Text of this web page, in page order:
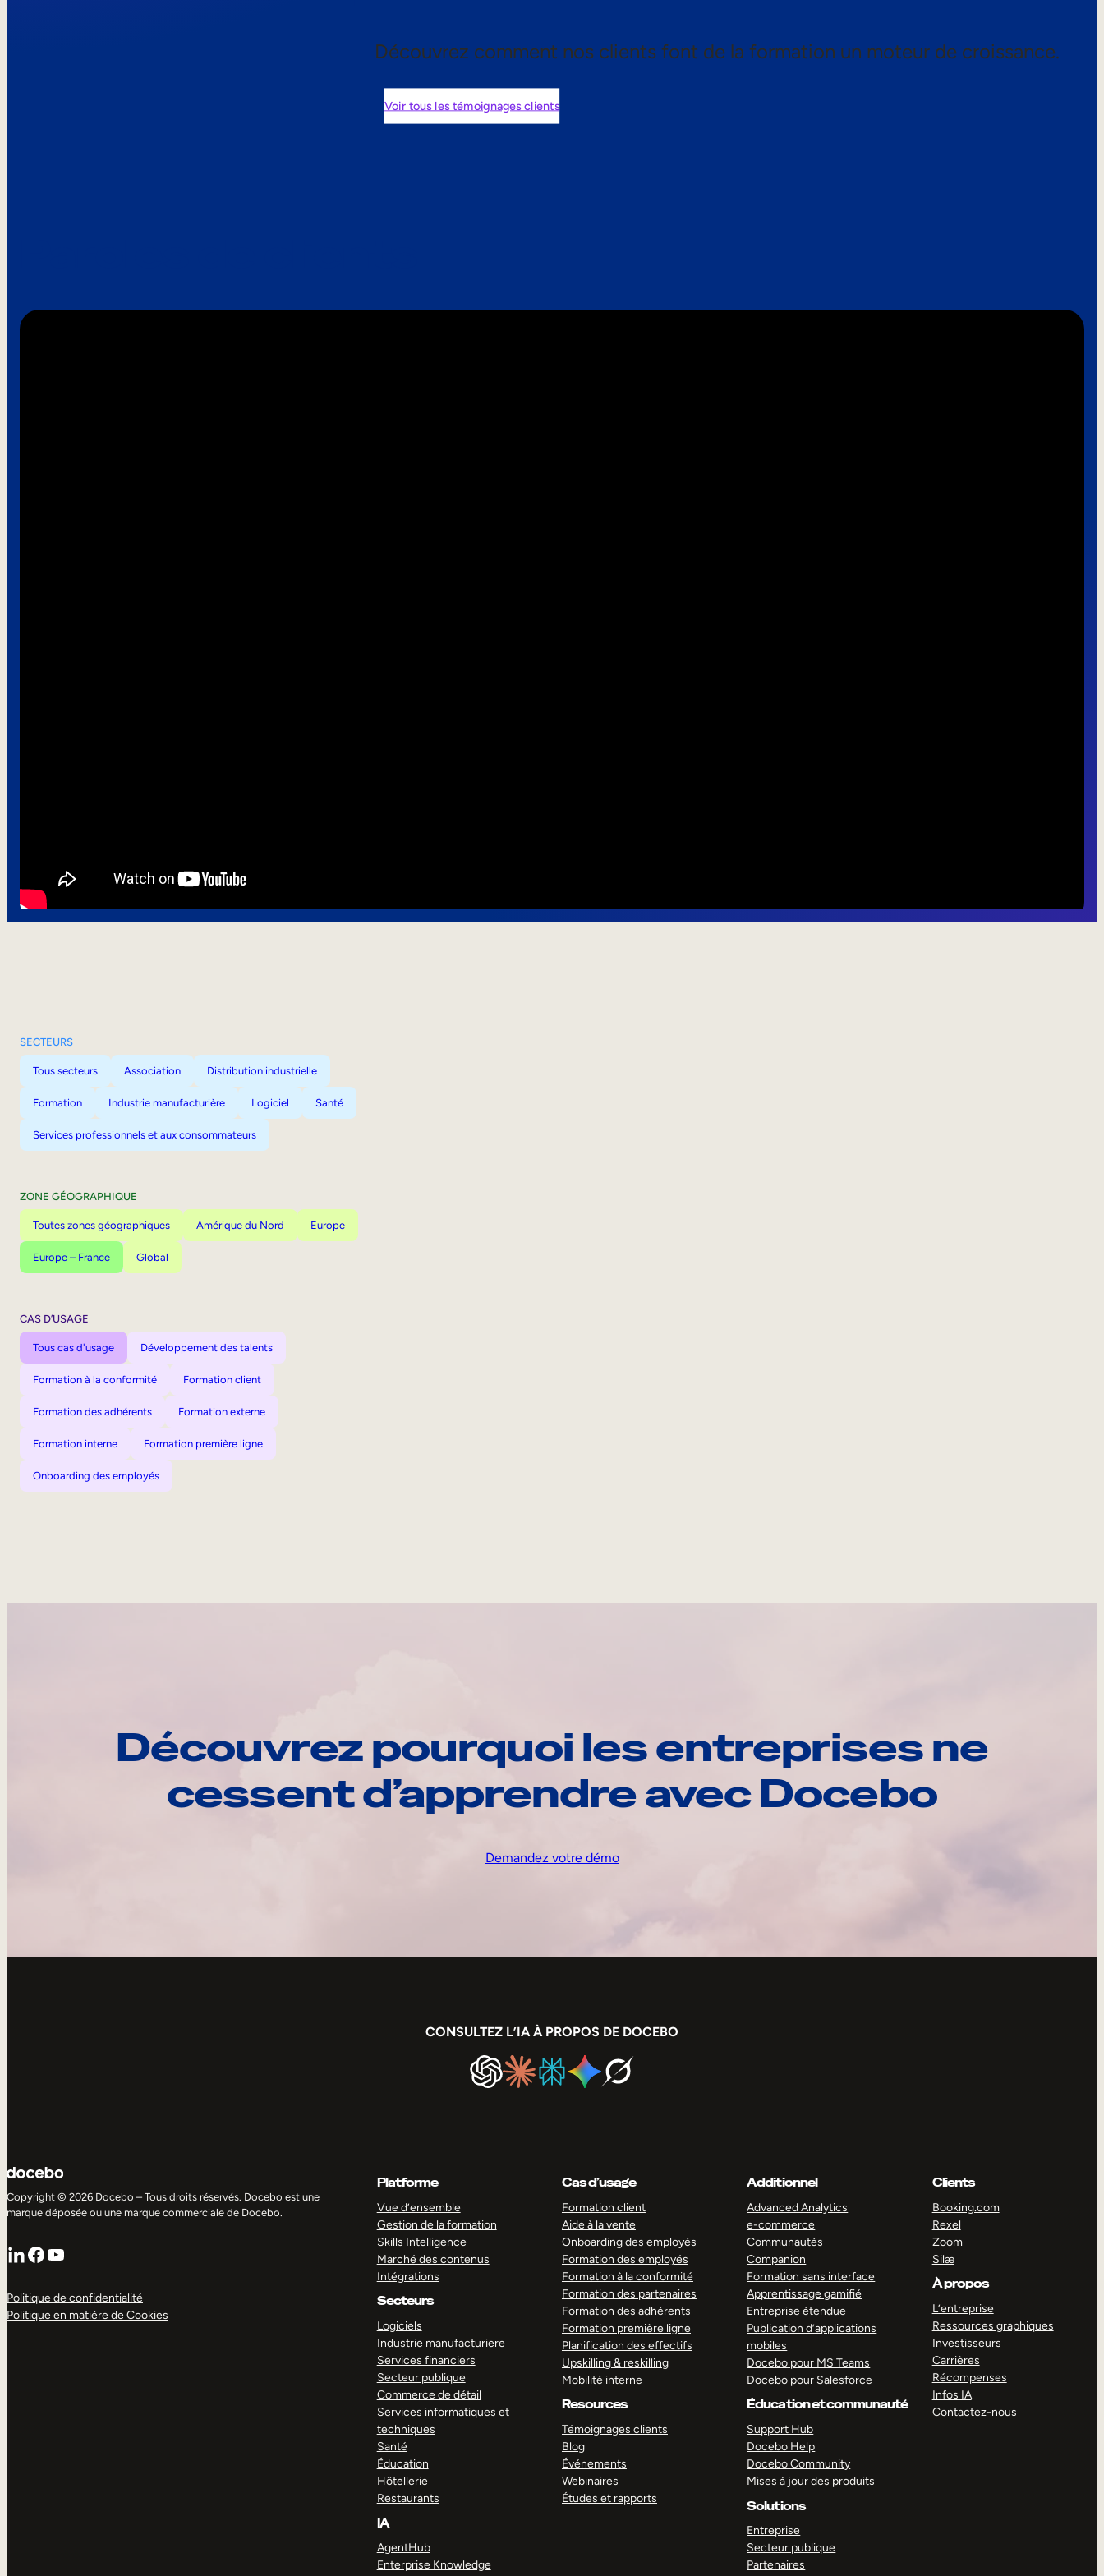
Découvrez comment nos clients font de la formation un moteur de croissance.
Voir tous les témoignages clients
SECTEURS
Tous secteurs Association Distribution industrielle
Formation Industrie manufacturière Logiciel Santé
Services professionnels et aux consommateurs
ZONE GÉOGRAPHIQUE
Toutes zones géographiques Amérique du Nord Europe
Europe – France Global
CAS D’USAGE
Tous cas d'usage Développement des talents
Formation à la conformité Formation client
Formation des adhérents Formation externe
Formation interne Formation première ligne
Onboarding des employés
Découvrez pourquoi les entreprises ne
cessent d’apprendre avec Docebo
Demandez votre démo
CONSULTEZ L’IA À PROPOS DE DOCEBO
Copyright © 2026 Docebo – Tous droits réservés. Docebo est une
marque déposée ou une marque commerciale de Docebo.
LinkedIn
Facebook
YouTube
Politique de confidentialité
Politique en matière de Cookies
Platforme
Vue d’ensemble
Gestion de la formation
Skills Intelligence
Marché des contenus
Intégrations
Secteurs
Logiciels
Industrie manufacturiere
Services financiers
Secteur publique
Commerce de détail
Services informatiques et
techniques
Santé
Éducation
Hôtellerie
Restaurants
IA
AgentHub
Enterprise Knowledge
Cas d’usage
Formation client
Aide à la vente
Onboarding des employés
Formation des employés
Formation à la conformité
Formation des partenaires
Formation des adhérents
Formation première ligne
Planification des effectifs
Upskilling & reskilling
Mobilité interne
Resources
Témoignages clients
Blog
Événements
Webinaires
Études et rapports
Additionnel
Advanced Analytics
e-commerce
Communautés
Companion
Formation sans interface
Apprentissage gamifié
Entreprise étendue
Publication d’applications
mobiles
Docebo pour MS Teams
Docebo pour Salesforce
Éducation et communauté
Support Hub
Docebo Help
Docebo Community
Mises à jour des produits
Solutions
Entreprise
Secteur publique
Partenaires
Clients
Booking.com
Rexel
Zoom
Silæ
À propos
L’entreprise
Ressources graphiques
Investisseurs
Carrières
Récompenses
Infos IA
Contactez-nous